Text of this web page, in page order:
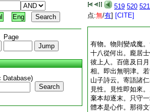
Eng
Page
Database)
Search
519 520 521
点:無/有] [CITE]
有物。物則變成魔
十八從何出。龐居
彼上人。百億及日
相。即出無明津。
山子詩云。寄語諸
見性。見性即如來
棄本却逐末。只守
體本是心作。那得